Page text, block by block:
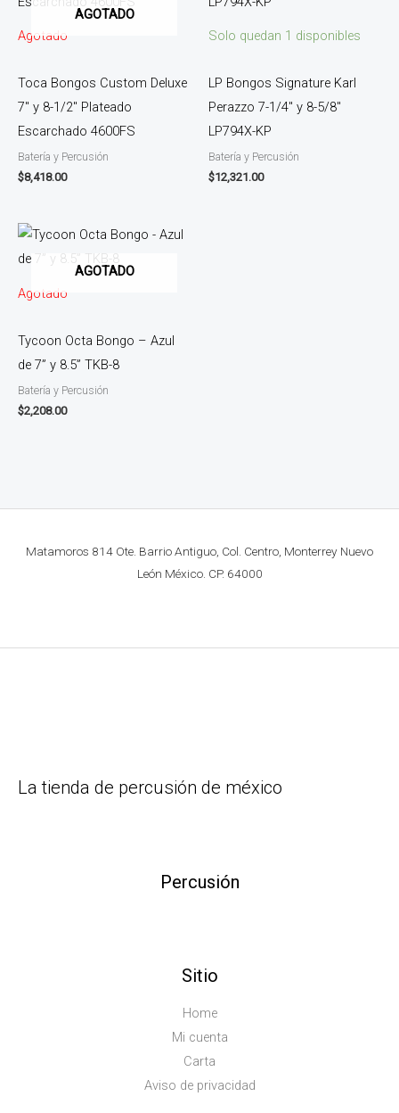
AGOTADO
Agotado
Toca Bongos Custom Deluxe
7″ y 8-1/2″ Plateado
Escarchado 4600FS
Batería y Percusión
$8,418.00
Solo quedan 1 disponibles
LP Bongos Signature Karl
Perazzo 7-1/4″ y 8-5/8″
LP794X-KP
Batería y Percusión
$12,321.00
AGOTADO
Agotado
Tycoon Octa Bongo – Azul
de 7” y 8.5” TKB-8
Batería y Percusión
$2,208.00
Matamoros 814 Ote. Barrio Antiguo, Col. Centro, Monterrey Nuevo
León México. CP. 64000
La tienda de percusión de méxico
Percusión
Sitio
Home
Mi cuenta
Carta
Aviso de privacidad